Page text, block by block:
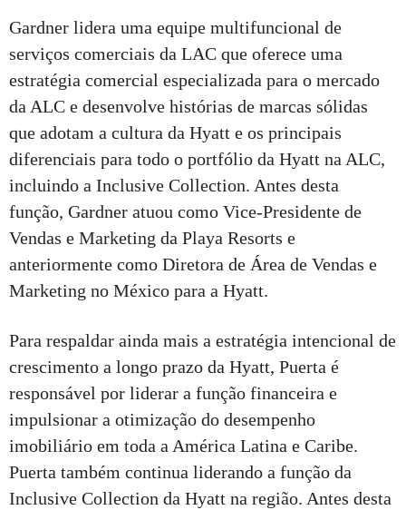
Gardner lidera uma equipe multifuncional de
serviços comerciais da LAC que oferece uma
estratégia comercial especializada para o mercado
da ALC e desenvolve histórias de marcas sólidas
que adotam a cultura da Hyatt e os principais
diferenciais para todo o portfólio da Hyatt na ALC,
incluindo a Inclusive Collection. Antes desta
função, Gardner atuou como Vice-Presidente de
Vendas e Marketing da Playa Resorts e
anteriormente como Diretora de Área de Vendas e
Marketing no México para a Hyatt.
Para respaldar ainda mais a estratégia intencional de
crescimento a longo prazo da Hyatt, Puerta é
responsável por liderar a função financeira e
impulsionar a otimização do desempenho
imobiliário em toda a América Latina e Caribe.
Puerta também continua liderando a função da
Inclusive Collection da Hyatt na região. Antes desta